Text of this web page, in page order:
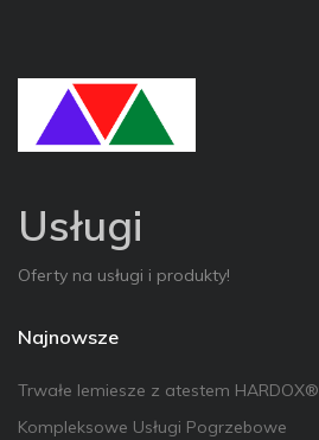
Usługi
Oferty na usługi i produkty!
Najnowsze
Trwałe lemiesze z atestem HARDOX®
Kompleksowe Usługi Pogrzebowe